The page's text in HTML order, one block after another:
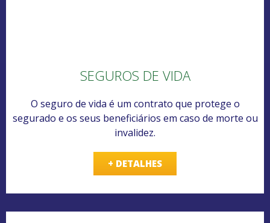
SEGUROS DE VIDA
O seguro de vida é um contrato que protege o
segurado e os seus beneficiários em caso de morte ou
invalidez.
+ DETALHES